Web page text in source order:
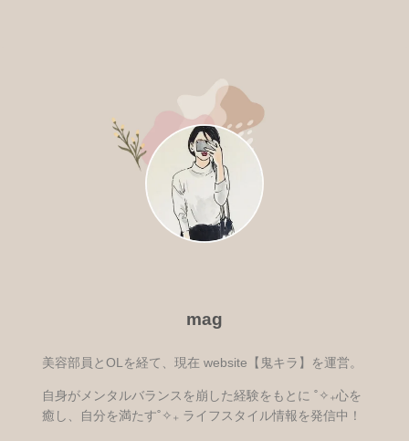
mag
美容部員とOLを経て、現在 website【鬼キラ】を運営。
自身がメンタルバランスを崩した経験をもとに ˚✧₊心を
癒し、自分を満たす˚✧₊ ライフスタイル情報を発信中！